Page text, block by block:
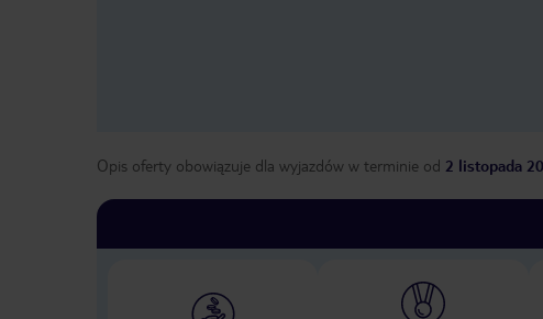
Opis oferty obowiązuje dla wyjazdów w terminie od 2 listopada